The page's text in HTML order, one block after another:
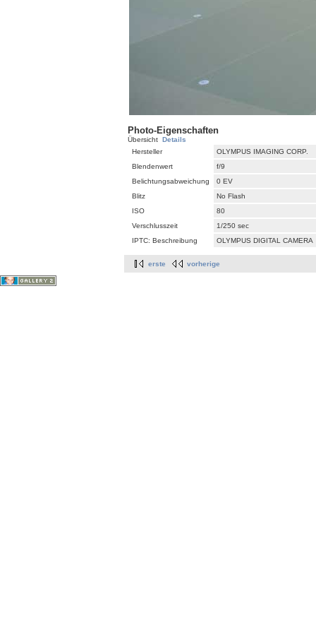
Photo-Eigenschaften
Übersicht Details
Hersteller
OLYMPUS IMAGING CORP.
Blendenwert
f/9
Belichtungsabweichung
0 EV
Blitz
No Flash
ISO
80
Verschlusszeit
1/250 sec
IPTC: Beschreibung
OLYMPUS DIGITAL CAMERA
erste vorherige